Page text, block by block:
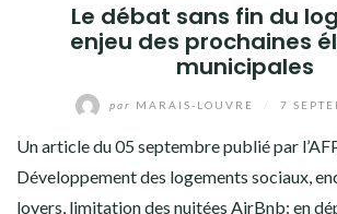
Le débat sans fin du
enjeu des prochaines
municipales
par MARAIS-LOUVRE 7
Un article du 05 septembre publié par
Développement des logements sociaux,
loyers, limitation des nuitées AirBnb: en